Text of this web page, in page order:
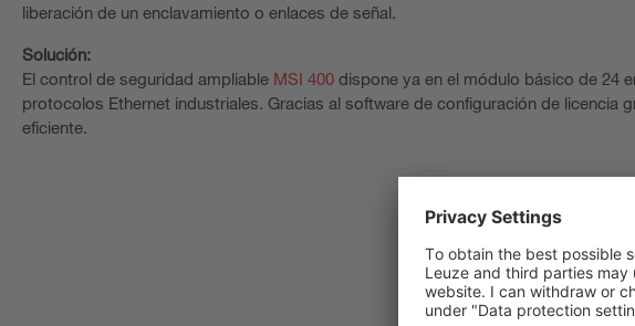
liberación de un enclavamiento o enlaces de señal.
Solución:
El control de seguridad ampliable MSI 400 dispone ya en el módulo básico de 24
protocolos Ethernet industriales. Gracias al software de configuración de licencia
eficiente.